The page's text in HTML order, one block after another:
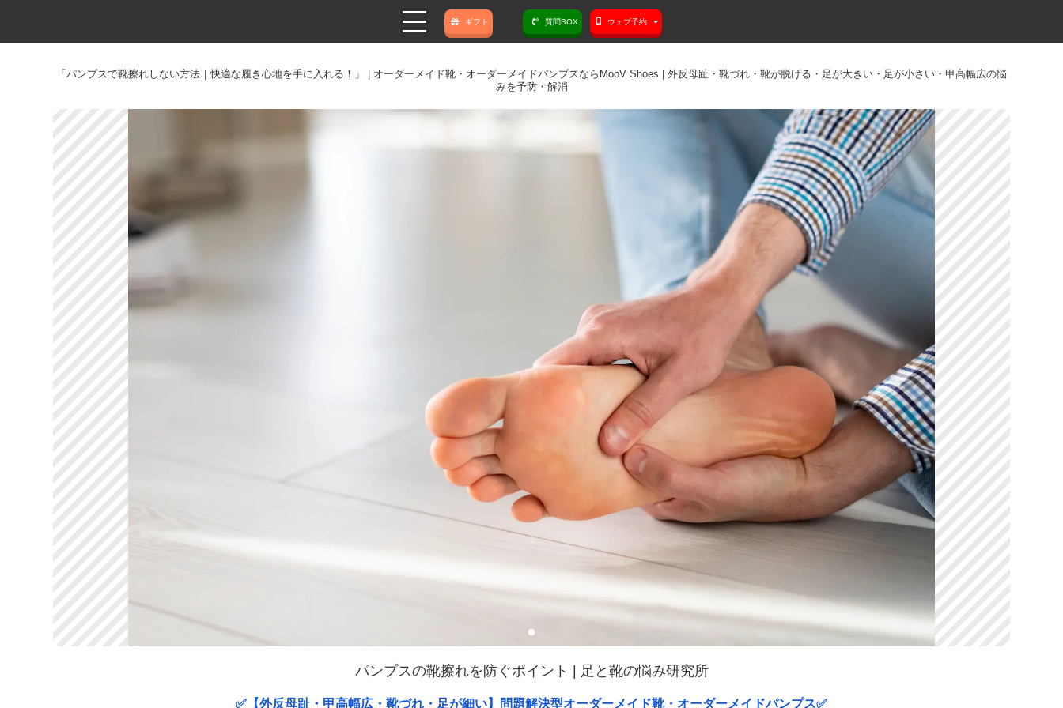
ギフト 質問BOX ウェブ予約
「パンプスで靴擦れしない方法｜快適な履き心地を手に入れる！」 | オーダーメイド靴・オーダーメイドパンプスならMooV Shoes | 外反母趾・靴づれ・靴が脱げる・足が大きい・足が小さい・甲高幅広の悩
みを予防・解消
パンプスの靴擦れを防ぐポイント | 足と靴の悩み研究所
✅【外反母趾・甲高幅広・靴づれ・足が細い】問題解決型オーダーメイド靴・オーダーメイドパンプス✅